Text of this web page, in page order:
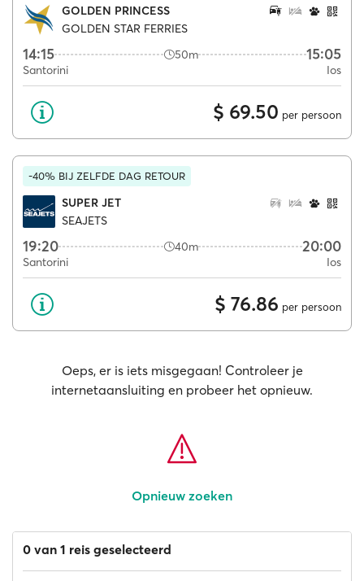
GOLDEN PRINCESS
GOLDEN STAR FERRIES
14:15 50m 15:05
Santorini Ios
$ 69.50 per persoon
-40% BIJ ZELFDE DAG RETOUR
SUPER JET
SEAJETS
19:20 40m 20:00
Santorini Ios
$ 76.86 per persoon
Oeps, er is iets misgegaan! Controleer je
internetaansluiting en probeer het opnieuw.
Opnieuw zoeken
0 van 1 reis geselecteerd